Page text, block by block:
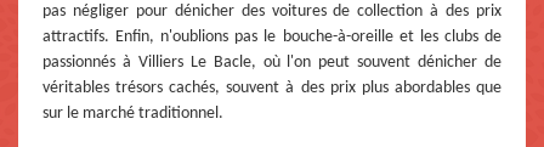
pas négliger pour dénicher des voitures de collection à des prix
attractifs. Enfin, n'oublions pas le bouche-à-oreille et les clubs de
passionnés à Villiers Le Bacle, où l'on peut souvent dénicher de
véritables trésors cachés, souvent à des prix plus abordables que
sur le marché traditionnel.